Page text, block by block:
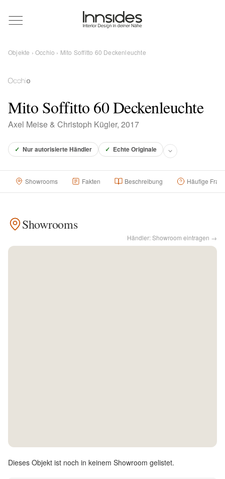
Magazin
Showrooms
Über uns
Kontakt
English
Objekte ›Occhio › Mito Soffitto 60 Deckenleuchte
Mito Soffitto 60 Deckenleuchte
Axel Meise & Christoph Kügler, 2017
✓ Nur autorisierte Händler ✓ Echte Originale
Showrooms Fakten Beschreibung Häufige
Showrooms
Händler: Showroom eintragen →
Dieses Objekt ist noch in keinem Showroom gelistet.